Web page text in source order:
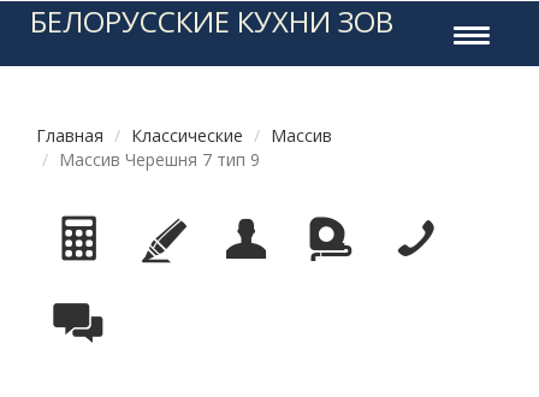
Toggle
БЕЛОРУССКИЕ КУХНИ ЗОВ
Главная Классические
Массив
Массив Черешня 7 тип 9